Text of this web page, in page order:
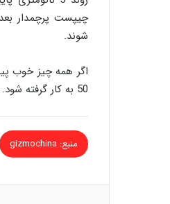
چیپست پرچمدار
شوند.
50 به کار گرفته شود.
منبع: gizmochina